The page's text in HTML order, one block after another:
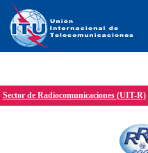
Sector de Radiocomunicaciones (UIT-R)